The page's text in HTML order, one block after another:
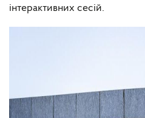
інтерактивних сесій.